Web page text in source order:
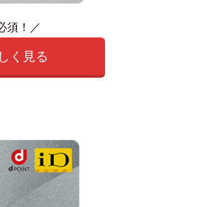
須！／
く見る